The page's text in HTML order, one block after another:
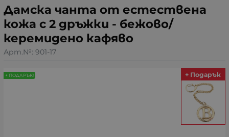
Дамска чанта от естествена
кожа с 2 дръжки - бежово/
керемидено кафяво
Арт.№: 901-17
+ ПОДАРЪК! + Подарък